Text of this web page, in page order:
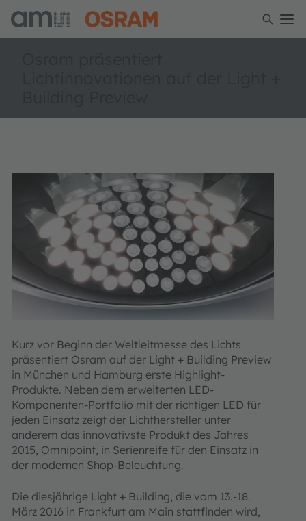
Kurz vor Beginn der Weltleitmesse des Lichts
präsentiert Osram auf der Light + Building Preview
in München und Hamburg erste Highlight-
Produkte. Neben dem erweiterten LED-
Komponenten-Portfolio mit der richtigen LED für
jeden Einsatz zeigt der Lichthersteller unter
anderem das innovativste Produkt des Jahres
2015, Omnipoint, in Serienreife für den Einsatz in
der modernen Shop-Beleuchtung.
Die diesjährige Light + Building, die vom 13.-18.
März 2016 in Frankfurt am Main stattfinden wird,